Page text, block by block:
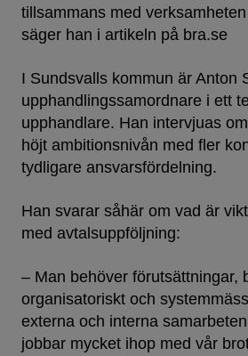
tillsammans med
säger han i artikeln på bra.se
I Sundsvalls kommun är Anton
upphandlingssamordnare i ett
upphandlare. Han intervjuas
höjt ambitionsnivån med fler
tydligare ansvarsfördelning.
Han svarar såhär om vad är
med avtalsuppföljning:
– Man behöver förutsättningar,
organisatoriskt och
externa och interna
jobbar mycket ihop med vår